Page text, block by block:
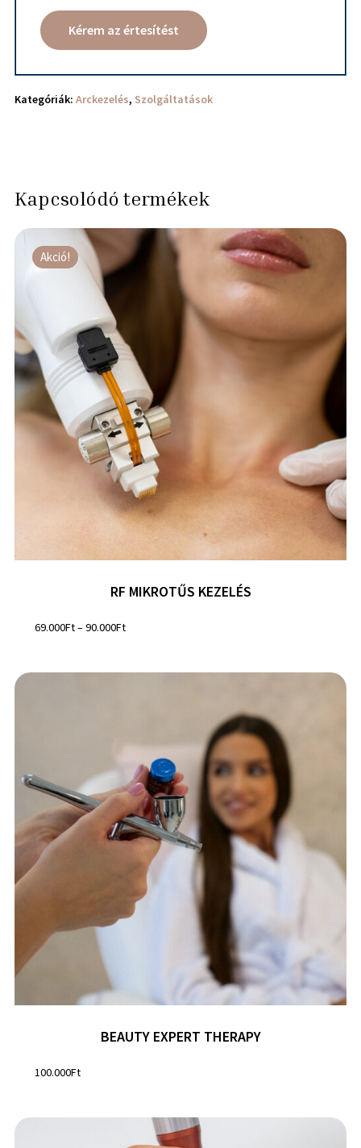
Kategóriák: Arckezelés, Szolgáltatások
Kapcsolódó termékek
Akció!
RF MIKROTŰS KEZELÉS
69.000Ft–90.000Ft
BEAUTY EXPERT THERAPY
100.000Ft